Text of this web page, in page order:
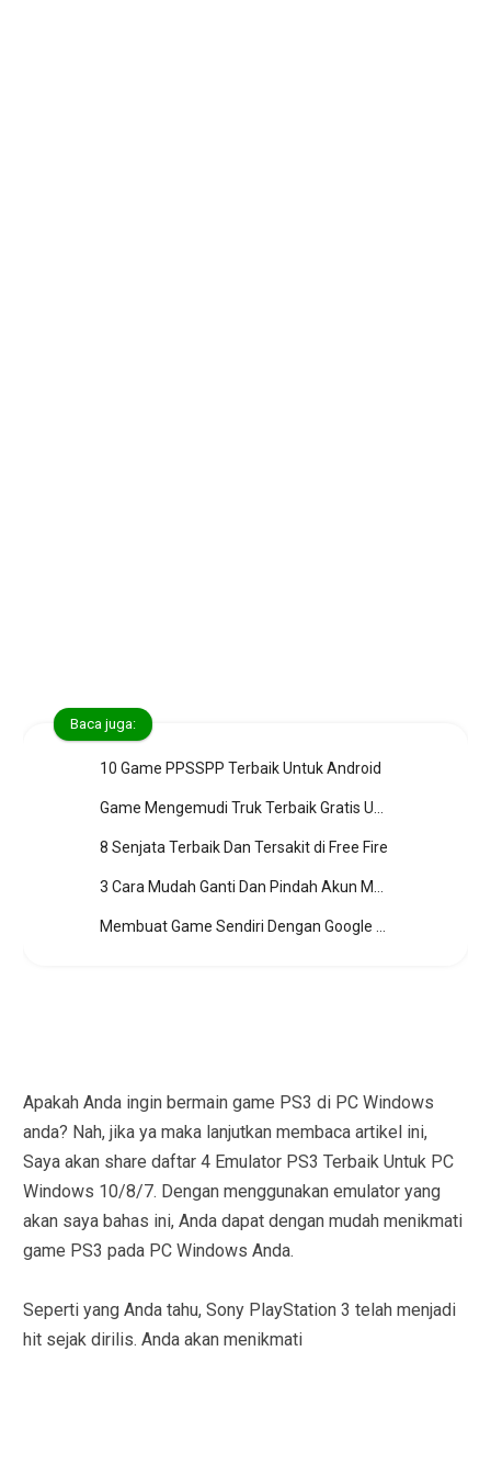
Baca juga:
10 Game PPSSPP Terbaik Untuk Android
8 Senjata Terbaik Dan Tersakit di Free Fire
Apakah Anda ingin bermain game PS3 di PC Windows
anda? Nah, jika ya maka lanjutkan membaca artikel ini,
Saya akan share daftar 4 Emulator PS3 Terbaik Untuk PC
Windows 10/8/7. Dengan menggunakan emulator yang
akan saya bahas ini, Anda dapat dengan mudah menikmati
game PS3 pada PC Windows Anda.
Seperti yang Anda tahu, Sony PlayStation 3 telah menjadi
hit sejak dirilis. Anda akan menikmati